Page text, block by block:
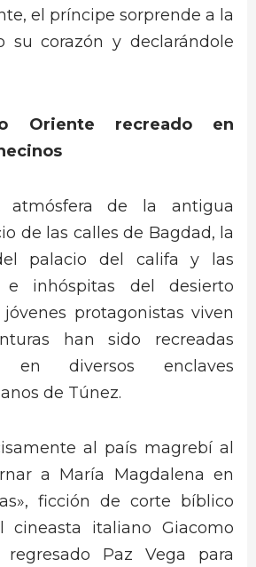
el príncipe sorprende a la
su corazón y declarándole
Oriente recreado en
atmósfera de la antigua
de las calles de Bagdad, la
palacio del califa y las
e inhóspitas del desierto
protagonistas viven
han sido recreadas
en diversos enclaves
de Túnez.
al país magrebí al
a María Magdalena en
ficción de corte bíblico
italiano Giacomo
Paz Vega para